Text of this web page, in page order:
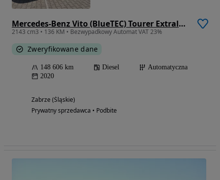
Mercedes-Benz Vito (BlueTEC) Tourer Extralang PRO
2143 cm3 • 136 KM • Bezwypadkowy Automat VAT 23%
Zweryfikowane dane
148 606 km Diesel
Automatyczna
2020
Zabrze (Śląskie)
Prywatny sprzedawca • Podbite